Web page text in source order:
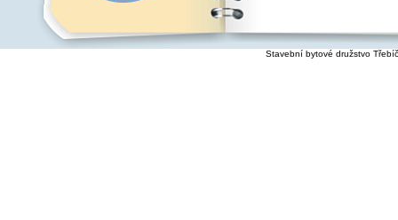
Stavební bytové družstvo